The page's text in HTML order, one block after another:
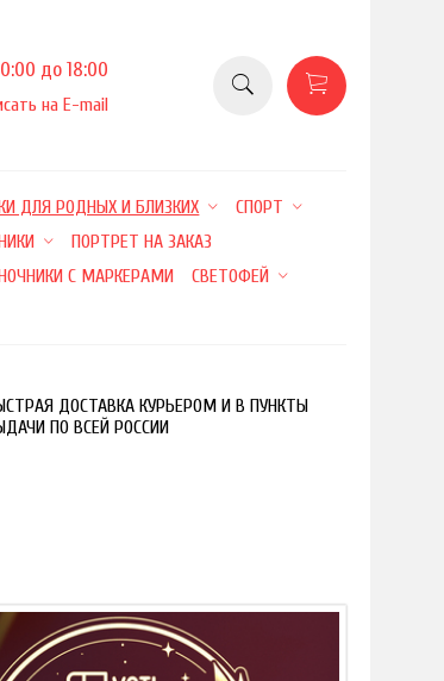
до 18:00
на E-mail
ДЛЯ РОДНЫХ И БЛИЗКИХ
СПОРТ
ПОРТРЕТ НА ЗАКАЗ
С МАРКЕРАМИ
СВЕТОФЕЙ
ДОСТАВКА КУРЬЕРОМ И В ПУНКТЫ
ПО ВСЕЙ РОССИИ